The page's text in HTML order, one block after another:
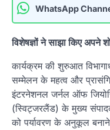
WhatsApp
विशेषज्ञों ने साझा किए अपने
कार्यक्रम की शुरुआत
सम्मेलन के महत्व और
इंटरनेशनल जर्नल ऑफ
(स्विट्जरलैंड) के मुख्य
को पर्यावरण के अनुकूल बनाने